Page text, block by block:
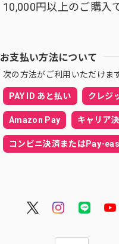
10,000円以上のご購入
お支払い方法について
次の方法がご利用いただけます
PAY ID あと払い クレジ
Amazon Pay キャリア
コンビニ決済またはPay-